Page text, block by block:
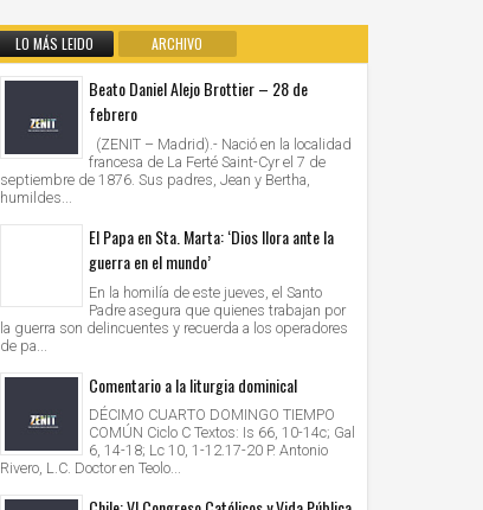
LO MÁS LEIDO ARCHIVO
Beato Daniel Alejo Brottier – 28 de
febrero
(ZENIT – Madrid).- Nació en la localidad
francesa de La Ferté Saint-Cyr el 7 de
septiembre de 1876. Sus padres, Jean y Bertha,
humildes...
El Papa en Sta. Marta: ‘Dios llora ante la
guerra en el mundo’
En la homilía de este jueves, el Santo
Padre asegura que quienes trabajan por
la guerra son delincuentes y recuerda a los operadores
de pa...
Comentario a la liturgia dominical
DÉCIMO CUARTO DOMINGO TIEMPO
COMÚN Ciclo C Textos: Is 66, 10-14c; Gal
6, 14-18; Lc 10, 1-12.17-20 P. Antonio
Rivero, L.C. Doctor en Teolo...